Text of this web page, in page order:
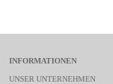
INFORMATIONEN
UNSER UNTERNEHMEN